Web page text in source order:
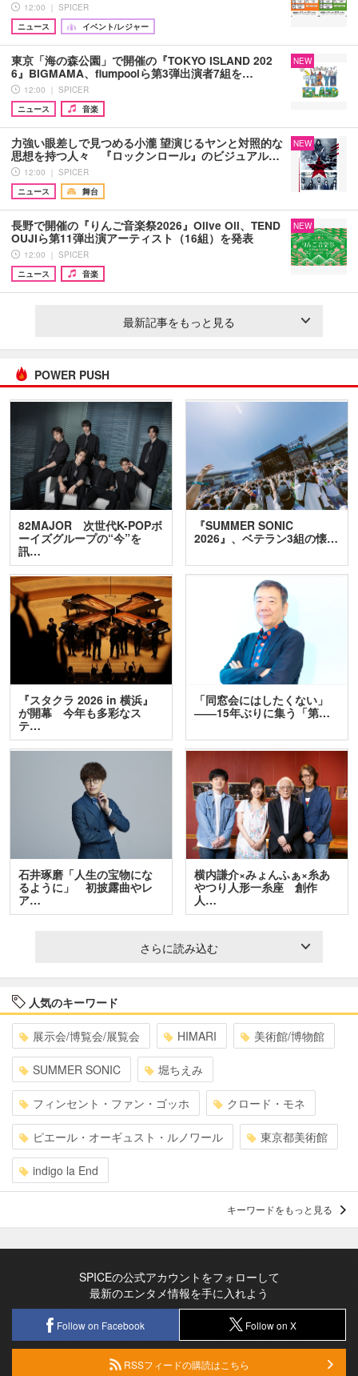
12:00 ｜ SPICER
ニュース
イベント/レジャー
東京「海の森公園」で開催の『TOKYO ISLAND 202
6』BIGMAMA、flumpoolら第3弾出演者7組を…
12:00 ｜ SPICER
ニュース
音楽
NEW
力強い眼差しで見つめる小瀧 望演じるヤンと対照的な
思想を持つ人々 『ロックンロール』のビジュアル…
12:00 ｜ SPICER
ニュース
舞台
NEW
長野で開催の『りんご音楽祭2026』Olive Oil、TEND
OUJIら第11弾出演アーティスト（16組）を発表
12:00 ｜ SPICER
ニュース
音楽
NEW
最新記事をもっと見る
POWER PUSH
82MAJOR 次世代K-POPボ
ーイズグループの“今”を
訊…
『SUMMER SONIC
2026』、ベテラン3組の懐…
『スタクラ 2026 in 横浜』
が開幕 今年も多彩なス
テ…
「同窓会にはしたくない」
――15年ぶりに集う「第…
石井琢磨「人生の宝物にな
るように」 初披露曲やレ
ア…
横内謙介×みょんふぁ×糸あ
やつり人形一糸座 創作
人…
さらに読み込む
人気のキーワード
展示会/博覧会/展覧会 HIMARI 美術館/博物館
SUMMER SONIC 堀ちえみ
フィンセント・ファン・ゴッホ クロード・モネ
ピエール・オーギュスト・ルノワール 東京都美術館
indigo la End
キーワードをもっと見る
SPICEの公式アカウントをフォローして
最新のエンタメ情報を手に入れよう
Follow on Facebook Follow on X
RSSフィードの購読はこちら